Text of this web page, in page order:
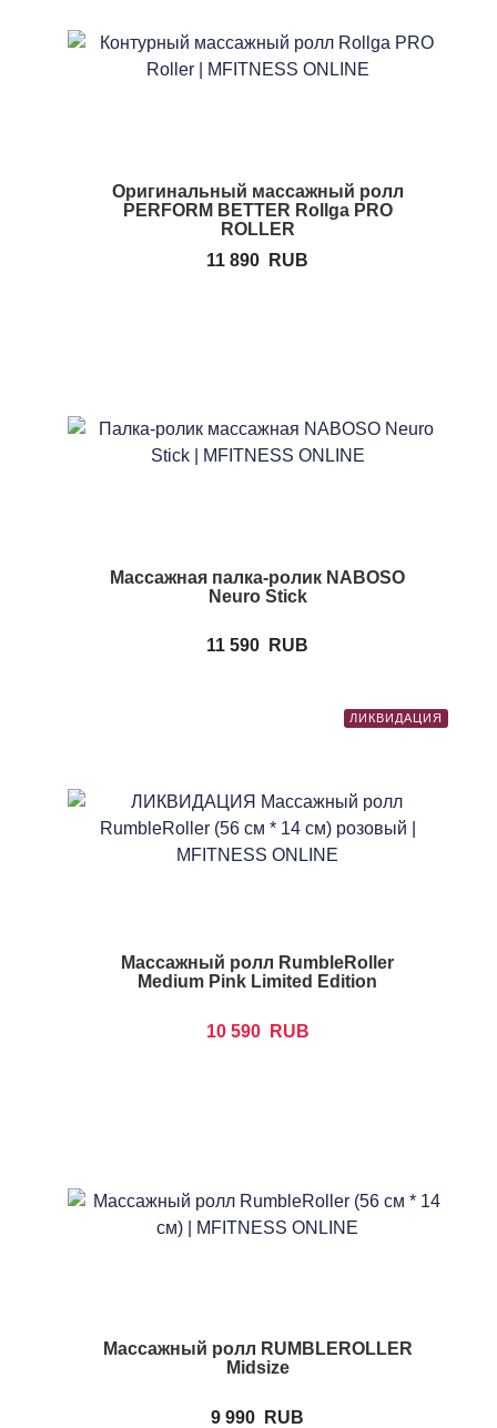
Оригинальный массажный ролл
PERFORM BETTER Rollga PRO
ROLLER
11 890
RUB
Массажная палка-ролик NABOSO
Neuro Stick
11 590 RUB
ЛИКВИДАЦИЯ
Массажный ролл RumbleRoller
Medium Pink Limited Edition
10 590 RUB
Массажный ролл RUMBLEROLLER
Midsize
9 990 RUB